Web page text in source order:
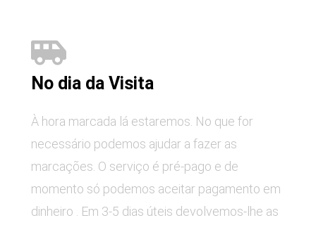
No dia da Visita
À hora marcada lá estaremos. No que for
necessário podemos ajudar a fazer as
marcações. O serviço é pré-pago e de
momento só podemos aceitar pagamento em
dinheiro . Em 3-5 dias úteis devolvemos-lhe as